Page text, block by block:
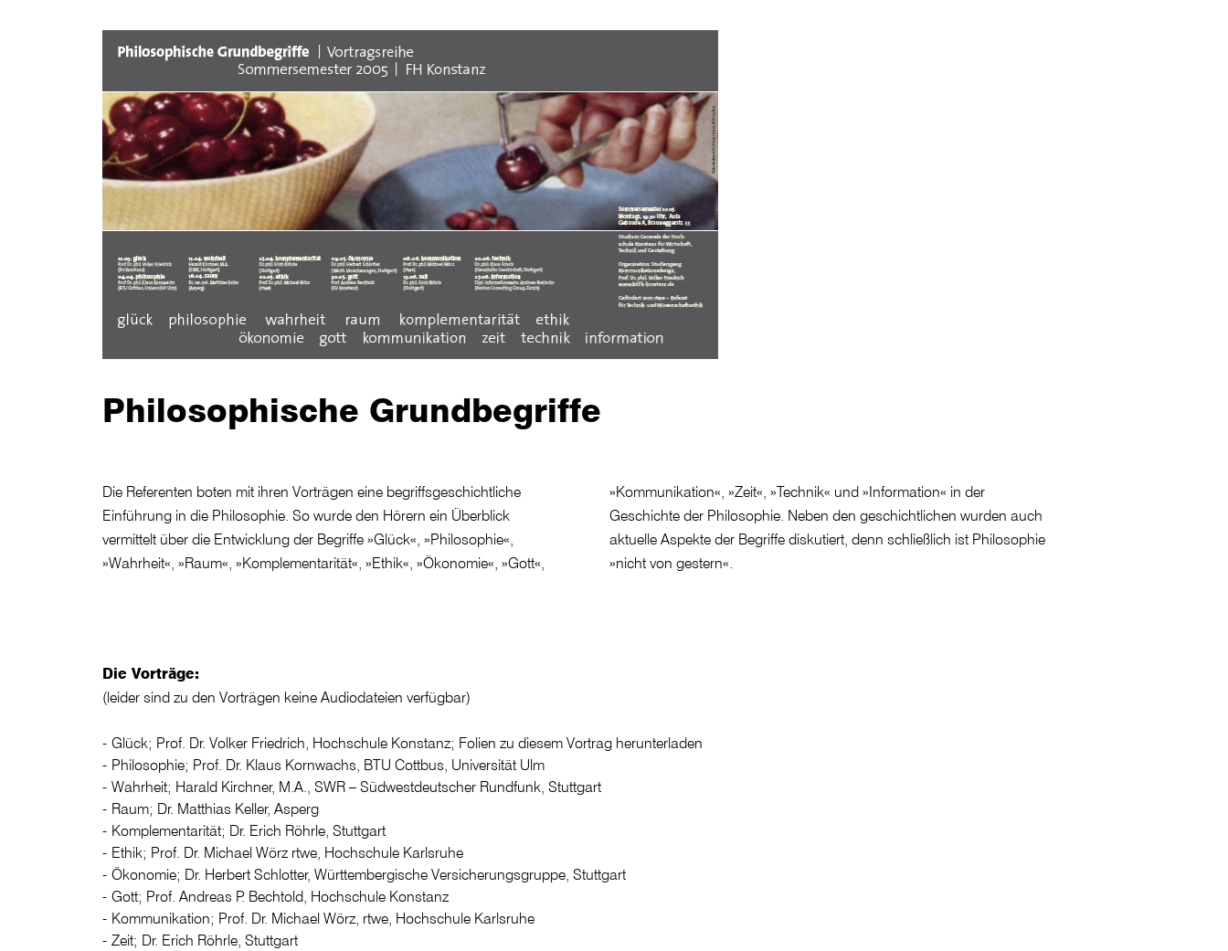
Philosophische Grundbegriffe
Die Referenten boten mit ihren Vorträgen eine begriffsgeschichtliche
Einführung in die Philosophie. So wurde den Hörern ein Überblick
vermittelt über die Entwicklung der Begriffe »Glück«, »Philosophie«,
»Wahrheit«, »Raum«, »Komplementarität«, »Ethik«, »Ökonomie«, »Gott«,
»Kommunikation«, »Zeit«, »Technik« und »Information« in der
Geschichte der Philosophie. Neben den geschichtlichen wurden auch
aktuelle Aspekte der Begriffe diskutiert, denn schließlich ist Philosophie
»nicht von gestern«.
Die Vorträge:
(leider sind zu den Vorträgen keine Audiodateien verfügbar)
Glück; Prof. Dr. Volker Friedrich, Hochschule Konstanz; Folien zu diesem Vortrag herunterladen
Philosophie; Prof. Dr. Klaus Kornwachs, BTU Cottbus, Universität Ulm
Wahrheit; Harald Kirchner, M.A., SWR – Südwestdeutscher Rundfunk, Stuttgart
Raum; Dr. Matthias Keller, Asperg
Komplementarität; Dr. Erich Röhrle, Stuttgart
Ethik; Prof. Dr. Michael Wörz rtwe, Hochschule Karlsruhe
Ökonomie; Dr. Herbert Schlotter, Württembergische Versicherungsgruppe, Stuttgart
Gott; Prof. Andreas P. Bechtold, Hochschule Konstanz
Kommunikation; Prof. Dr. Michael Wörz, rtwe, Hochschule Karlsruhe
Zeit; Dr. Erich Röhrle, Stuttgart